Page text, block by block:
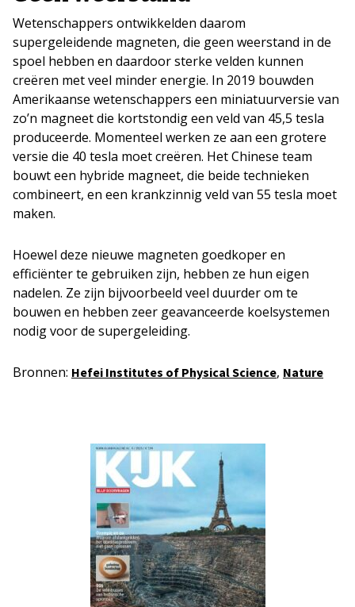
Wetenschappers ontwikkelden daarom
supergeleidende magneten, die geen weerstand in de
spoel hebben en daardoor sterke velden kunnen
creëren met veel minder energie. In 2019 bouwden
Amerikaanse wetenschappers een miniatuurversie van
zo’n magneet die kortstondig een veld van 45,5 tesla
produceerde. Momenteel werken ze aan een grotere
versie die 40 tesla moet creëren. Het Chinese team
bouwt een hybride magneet, die beide technieken
combineert, en een krankzinnig veld van 55 tesla moet
maken.
Hoewel deze nieuwe magneten goedkoper en
efficiënter te gebruiken zijn, hebben ze hun eigen
nadelen. Ze zijn bijvoorbeeld veel duurder om te
bouwen en hebben zeer geavanceerde koelsystemen
nodig voor de supergeleiding.
Bronnen: Hefei Institutes of Physical Science, Nature